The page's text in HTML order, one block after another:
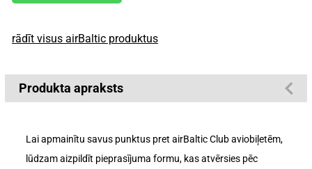
rādīt visus airBaltic produktus
Produkta apraksts
Lai apmainītu savus punktus pret airBaltic Club aviobiļetēm,
lūdzam aizpildīt pieprasījuma formu, kas atvērsies pēc